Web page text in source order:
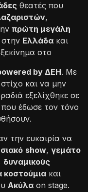
θεατές που
,
πρώτη μεγάλη
Ελλάδα και
ξεκίνημα στο
by ΔΕΗ. Με
και να μην
εξελίχθηκε σε
που έδωσε τον τόνο
την ευκαιρία να
show, γεμάτο
δυναμικούς
κοστούμια και
Ακύλα on stage.